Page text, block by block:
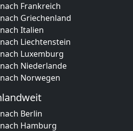
Frankreich
Griechenland
Italien
Liechtenstein
Luxemburg
Niederlande
Norwegen
Berlin
Hamburg